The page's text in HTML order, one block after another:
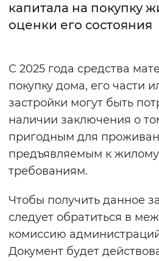
Интервал
Цвет
Монохромный
Воспроизвести
капитала на покупку
оценки его состояния
С 2025 года средства
покупку дома, его части
застройки могут быть
наличии заключения о
пригодным для
предъявляемым к
требованиям.
Чтобы получить данное
следует обратиться в
комиссию
Документ будет